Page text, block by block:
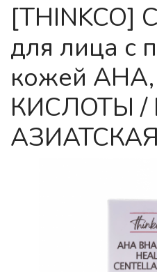
[THINKCO]
для лица с
кожей
КИСЛОТЫ